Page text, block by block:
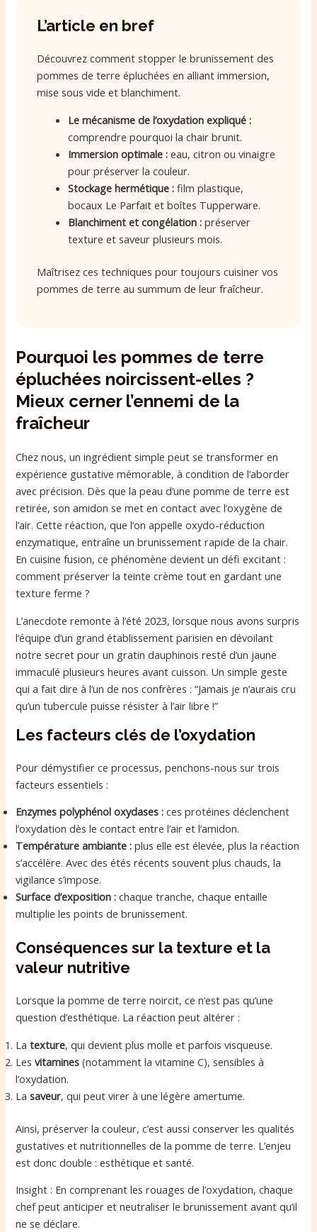
L’article en bref
Découvrez comment stopper le brunissement des
pommes de terre épluchées en alliant immersion,
mise sous vide et blanchiment.
Le mécanisme de l’oxydation expliqué :
comprendre pourquoi la chair brunit.
Immersion optimale : eau, citron ou vinaigre
pour préserver la couleur.
Stockage hermétique : film plastique,
bocaux Le Parfait et boîtes Tupperware.
Blanchiment et congélation : préserver
texture et saveur plusieurs mois.
Maîtrisez ces techniques pour toujours cuisiner vos
pommes de terre au summum de leur fraîcheur.
Pourquoi les pommes de terre
épluchées noircissent-elles ?
Mieux cerner l’ennemi de la
fraîcheur
Chez nous, un ingrédient simple peut se transformer en
expérience gustative mémorable, à condition de l’aborder
avec précision. Dès que la peau d’une pomme de terre est
retirée, son amidon se met en contact avec l’oxygène de
l’air. Cette réaction, que l’on appelle oxydo-réduction
enzymatique, entraîne un brunissement rapide de la chair.
En cuisine fusion, ce phénomène devient un défi excitant :
comment préserver la teinte crème tout en gardant une
texture ferme ?
L’anecdote remonte à l’été 2023, lorsque nous avons surpris
l’équipe d’un grand établissement parisien en dévoilant
notre secret pour un gratin dauphinois resté d’un jaune
immaculé plusieurs heures avant cuisson. Un simple geste
qui a fait dire à l’un de nos confrères : “Jamais je n’aurais cru
qu’un tubercule puisse résister à l’air libre !”
Les facteurs clés de l’oxydation
Pour démystifier ce processus, penchons-nous sur trois
facteurs essentiels :
Enzymes polyphénol oxydases : ces protéines déclenchent
l’oxydation dès le contact entre l’air et l’amidon.
Température ambiante : plus elle est élevée, plus la réaction
s’accélère. Avec des étés récents souvent plus chauds, la
vigilance s’impose.
Surface d’exposition : chaque tranche, chaque entaille
multiplie les points de brunissement.
Conséquences sur la texture et la
valeur nutritive
Lorsque la pomme de terre noircit, ce n’est pas qu’une
question d’esthétique. La réaction peut altérer :
Latexture, qui devient plus molle et parfois visqueuse.
Lesvitamines (notamment la vitamine C), sensibles à
l’oxydation.
Lasaveur, qui peut virer à une légère amertume.
Ainsi, préserver la couleur, c’est aussi conserver les qualités
gustatives et nutritionnelles de la pomme de terre. L’enjeu
est donc double : esthétique et santé.
Insight : En comprenant les rouages de l’oxydation, chaque
chef peut anticiper et neutraliser le brunissement avant qu’il
ne se déclare.